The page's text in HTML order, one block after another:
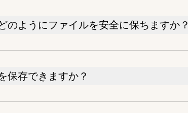
のようにファイルを安全に保ちますか？
保存できますか？